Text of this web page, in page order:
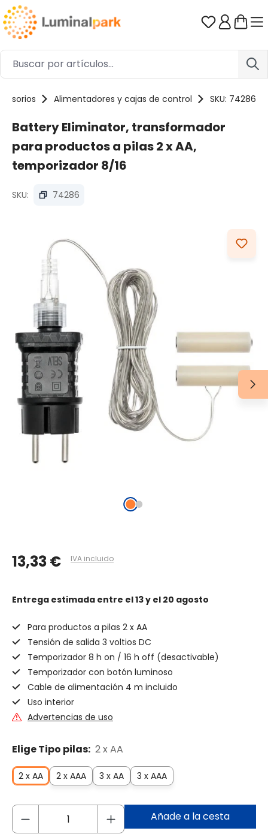
Saltar al contenido principal Tienes 0
Alimentadores y cajas de control SKU: 74286
Battery Eliminator, transformador
para productos a pilas 2 x AA,
temporizador 8/16
SKU: 74286
13,33 € IVA incluido
Entrega estimada entre el 13 y el 20 agosto
Para productos a pilas 2 x AA
Tensión de salida 3 voltios DC
Temporizador 8 h on / 16 h off (desactivable)
Temporizador con botón luminoso
Cable de alimentación 4 m incluido
Uso interior
Advertencias de uso
Elige Tipo pilas: 2 x AA
2 x AA 2 x AAA 3 x AA 3 x AAA
Añade a la cesta